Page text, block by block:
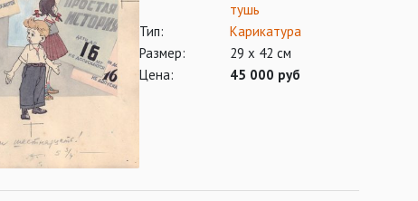
тушь
Тип:
Карикатура
Размер:
29 х 42 см
Цена:
45 000 руб